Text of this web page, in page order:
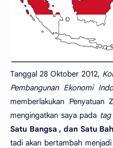
Tanggal 28 Oktober 2012,
Pembangunan Ekonomi
memberlakukan Penyatuan
mengingatkan saya pada tag
Satu Bangsa , dan Satu
tadi akan bertambah